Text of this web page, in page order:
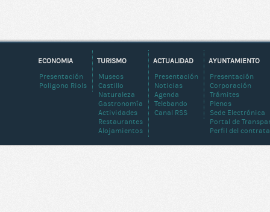
AYUNTAMIENTO
Presentación
Corporación
Trámites
Plenos
Sede Electrónica
Portal de
Perfil del
ACTUALIDAD
Presentación
Noticias
Agenda
Telebando
Canal RSS
TURISMO
Museos
Castillo
Naturaleza
Gastronomía
Actividades
Restaurantes
Alojamientos
ECONOMIA
Presentación
Poligono Riols